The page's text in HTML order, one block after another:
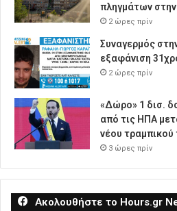
πληγμάτων
2 ώρες πρίν
Συναγερμός
εξαφάνιση
2 ώρες πρίν
«Δώρο» 1 δισ.
από τις ΗΠΑ
νέου
3 ώρες πρίν
Ακολουθήστε το Hours.gr